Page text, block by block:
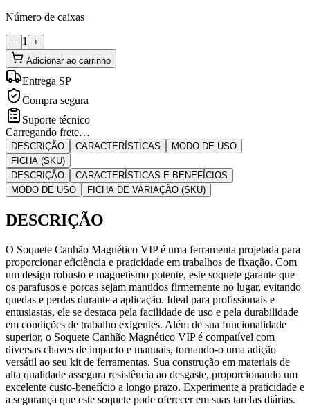
Número de caixas
− 1
+
Adicionar ao carrinho
Entrega SP
Compra segura
Suporte técnico
Carregando frete…
DESCRIÇÃO CARACTERÍSTICAS
MODO DE USO
FICHA (SKU)
DESCRIÇÃO
CARACTERÍSTICAS E BENEFÍCIOS
MODO DE USO
FICHA DE VARIAÇÃO (SKU)
DESCRIÇÃO
O Soquete Canhão Magnético VIP é uma ferramenta projetada para
proporcionar eficiência e praticidade em trabalhos de fixação. Com
um design robusto e magnetismo potente, este soquete garante que
os parafusos e porcas sejam mantidos firmemente no lugar, evitando
quedas e perdas durante a aplicação. Ideal para profissionais e
entusiastas, ele se destaca pela facilidade de uso e pela durabilidade
em condições de trabalho exigentes. Além de sua funcionalidade
superior, o Soquete Canhão Magnético VIP é compatível com
diversas chaves de impacto e manuais, tornando-o uma adição
versátil ao seu kit de ferramentas. Sua construção em materiais de
alta qualidade assegura resistência ao desgaste, proporcionando um
excelente custo-benefício a longo prazo. Experimente a praticidade e
a segurança que este soquete pode oferecer em suas tarefas diárias.